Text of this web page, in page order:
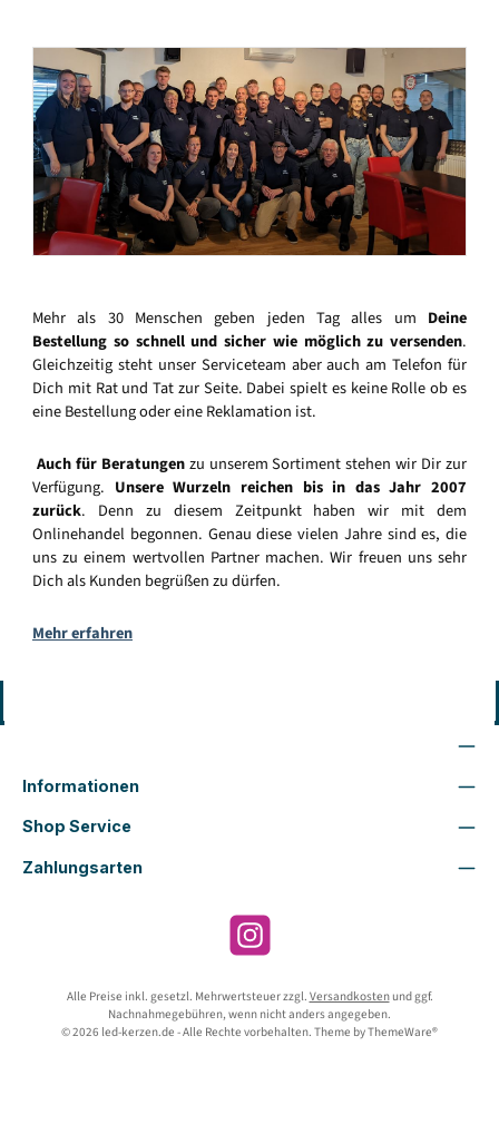
Mehr als 30 Menschen geben jeden Tag alles um Deine
Bestellung so schnell und sicher wie möglich zu versenden.
Gleichzeitig steht unser Serviceteam aber auch am Telefon für
Dich mit Rat und Tat zur Seite. Dabei spielt es keine Rolle ob es
eine Bestellung oder eine Reklamation ist.
Auch für Beratungenzu unserem Sortiment stehen wir Dir zur
Verfügung. Unsere Wurzeln reichen bis in das Jahr 2007
zurück. Denn zu diesem Zeitpunkt haben wir mit dem
Onlinehandel begonnen. Genau diese vielen Jahre sind es, die
uns zu einem wertvollen Partner machen. Wir freuen uns sehr
Dich als Kunden begrüßen zu dürfen.
Mehr erfahren
Informationen
Shop Service
Zahlungsarten
Instagram
Alle Preise inkl. gesetzl. Mehrwertsteuer zzgl. Versandkostenund ggf.
Nachnahmegebühren, wenn nicht anders angegeben.
© 2026 led-kerzen.de - Alle Rechte vorbehalten. Theme byThemeWare®